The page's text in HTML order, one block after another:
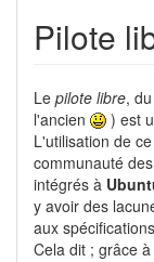
Pilote
Le pilote libre,
l'ancien
) est
L'utilisation de
communauté
intégrés à
y avoir des
aux
Cela dit ; grâce